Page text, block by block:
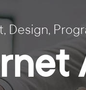
Design,